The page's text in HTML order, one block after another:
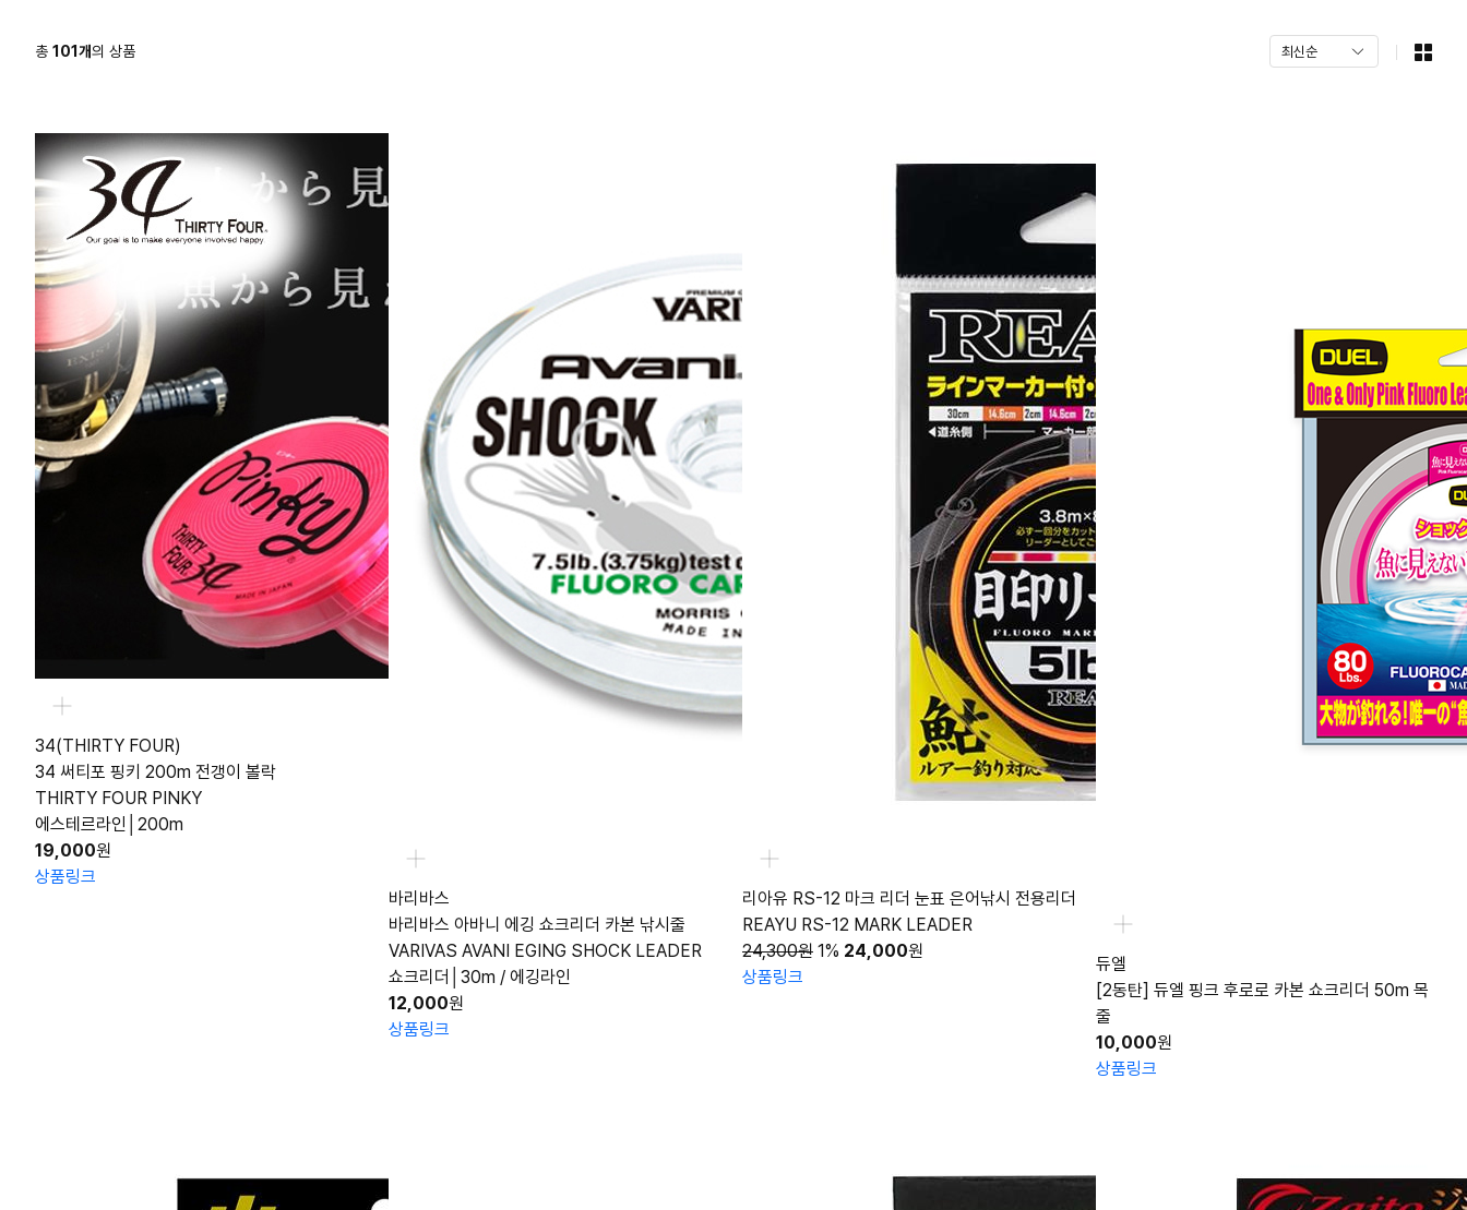
총 101 개의 상품
34(THIRTY FOUR)
34 써티포 핑키 200m 전갱이 볼락
THIRTY FOUR PINKY
에스테르라인│200m
19,000원
상품링크
바리바스
바리바스 아바니 에깅 쇼크리더 카본 낚시줄
VARIVAS AVANI EGING SHOCK LEADER
쇼크리더│30m / 에깅라인
12,000원
상품링크
리아유 RS-12 마크 리더 눈표 은어낚시 전용리더
REAYU RS-12 MARK LEADER
24,300원 1% 24,000원
상품링크
듀엘
[2동탄] 듀엘 핑크 후로로 카본 쇼크리더 50m 목
줄
10,000원
상품링크